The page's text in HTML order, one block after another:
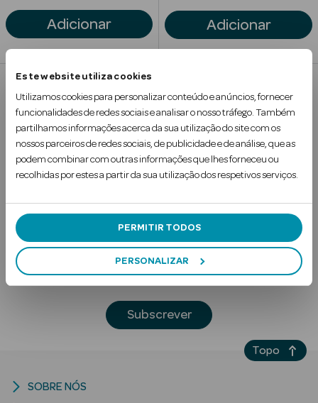
Este website utiliza cookies
Utilizamos cookies para personalizar conteúdo e anúncios, fornecer
funcionalidades de redes sociais e analisar o nosso tráfego. Também
partilhamos informações acerca da sua utilização do site com os
nossos parceiros de redes sociais, de publicidade e de análise, que as
podem combinar com outras informações que lhes forneceu ou
recolhidas por estes a partir da sua utilização dos respetivos serviços.
PERMITIR TODOS
PERSONALIZAR
Adicionar Adicionar
1
Newsletter
Digite o seu e-mail
Subscrever
SOBRE NÓS
Topo